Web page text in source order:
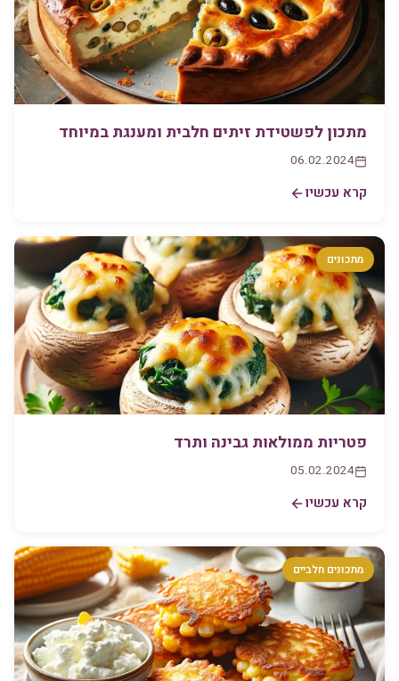
מתכון לפשטידת זיתים חלבית ומענגת במיוחד
06.02.2024
קרא עכשיו
מתכונים
פטריות ממולאות גבינה ותרד
05.02.2024
קרא עכשיו
מתכונים חלביים